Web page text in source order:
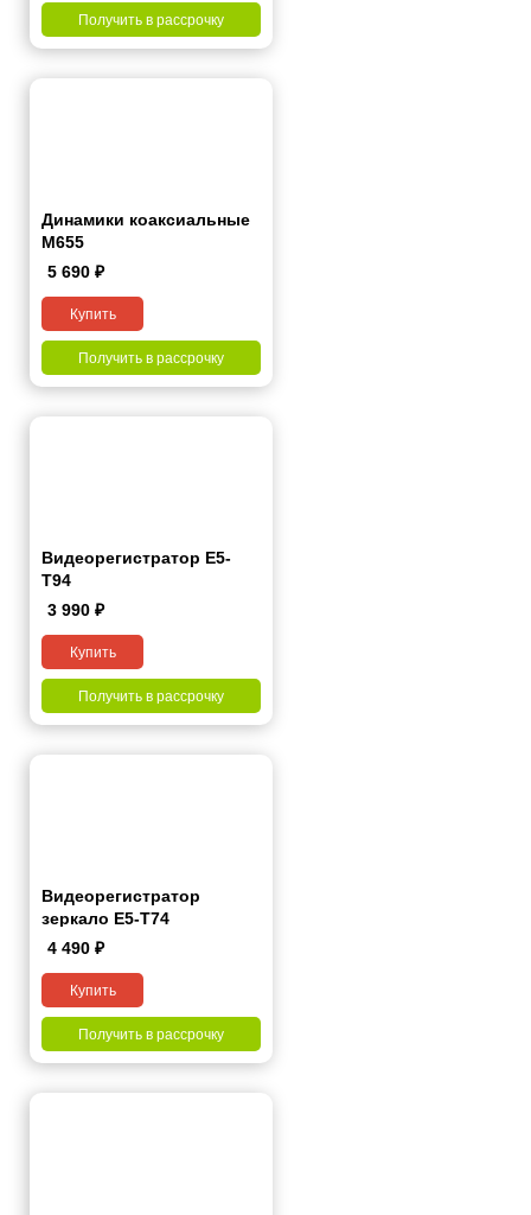
Получить в рассрочку
Динамики коаксиальные
М655
5 690 ₽
Купить
Получить в рассрочку
Видеорегистратор Е5-
Т94
3 990 ₽
Купить
Получить в рассрочку
Видеорегистратор
зеркало E5-T74
4 490 ₽
Купить
Получить в рассрочку